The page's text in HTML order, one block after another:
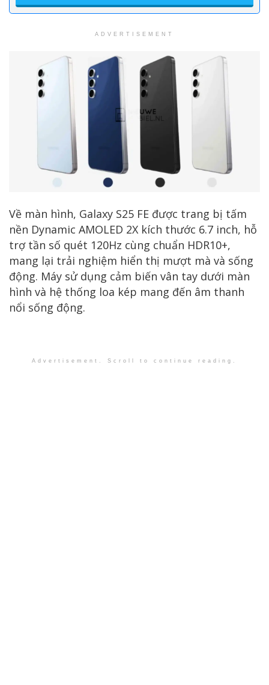
ADVERTISEMENT
Về màn hình, Galaxy S25 FE được trang bị tấm
nền Dynamic AMOLED 2X kích thước 6.7 inch, hỗ
trợ tần số quét 120Hz cùng chuẩn HDR10+,
mang lại trải nghiệm hiển thị mượt mà và sống
động. Máy sử dụng cảm biến vân tay dưới màn
hình và hệ thống loa kép mang đến âm thanh
nổi sống động.
Advertisement. Scroll to continue reading.